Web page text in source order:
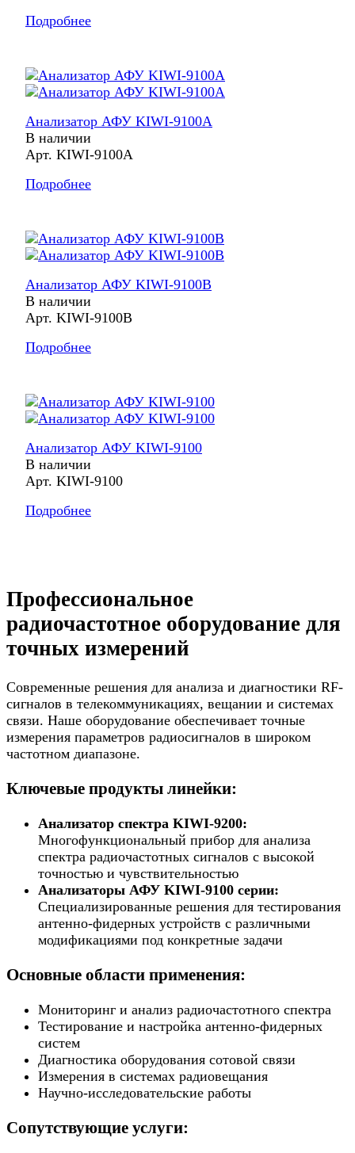
Подробнее
Анализатор АФУ KIWI-9100A
В наличии
Арт. KIWI-9100A
Подробнее
Анализатор АФУ KIWI-9100B
В наличии
Арт. KIWI-9100B
Подробнее
Анализатор АФУ KIWI-9100
В наличии
Арт. KIWI-9100
Подробнее
Профессиональное
радиочастотное оборудование для
точных измерений
Современные решения для анализа и диагностики RF-
сигналов в телекоммуникациях, вещании и системах
связи. Наше оборудование обеспечивает точные
измерения параметров радиосигналов в широком
частотном диапазоне.
Ключевые продукты линейки:
Анализатор спектра KIWI-9200:
Многофункциональный прибор для анализа
спектра радиочастотных сигналов с высокой
точностью и чувствительностью
Анализаторы АФУ KIWI-9100 серии:
Специализированные решения для тестирования
антенно-фидерных устройств с различными
модификациями под конкретные задачи
Основные области применения:
Мониторинг и анализ радиочастотного спектра
Тестирование и настройка антенно-фидерных
систем
Диагностика оборудования сотовой связи
Измерения в системах радиовещания
Научно-исследовательские работы
Сопутствующие услуги: